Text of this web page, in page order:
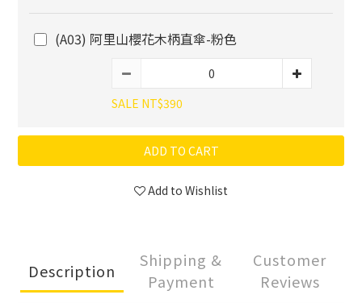
(A03) 阿里山櫻花木柄直傘-粉色
SALE NT$390
ADD TO CART
Add to Wishlist
Description
Shipping &
Payment
Customer
Reviews